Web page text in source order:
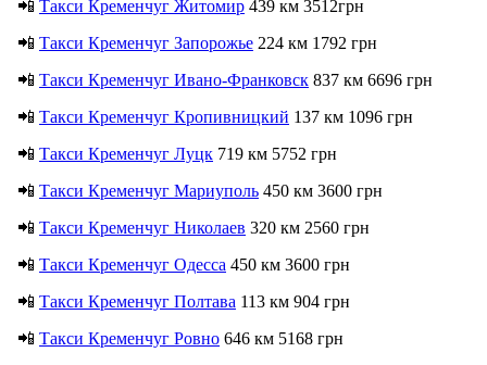
📲 Такси Кременчуг Житомир 439 км 3512грн
📲 Такси Кременчуг Запорожье 224 км 1792 грн
📲 Такси Кременчуг Ивано-Франковск 837 км 6696 грн
📲 Такси Кременчуг Кропивницкий 137 км 1096 грн
📲 Такси Кременчуг Луцк 719 км 5752 грн
📲 Такси Кременчуг Мариуполь 450 км 3600 грн
📲 Такси Кременчуг Николаев 320 км 2560 грн
📲 Такси Кременчуг Одесса 450 км 3600 грн
📲 Такси Кременчуг Полтава 113 км 904 грн
📲 Такси Кременчуг Ровно 646 км 5168 грн